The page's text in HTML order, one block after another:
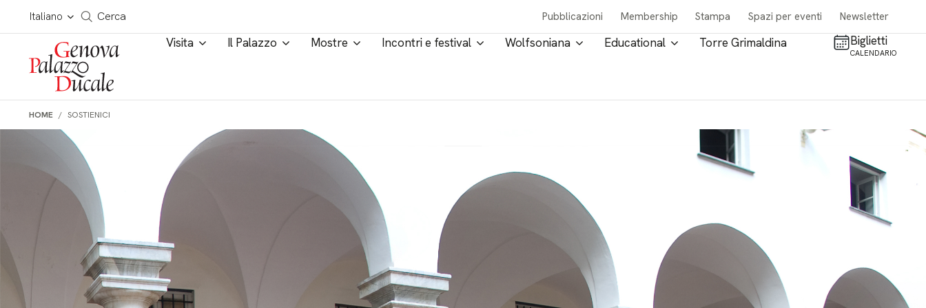
Salta al contenuto
Italiano
Cerca in tutto il sito
Cerca Pubblicazioni Membership Stampa Spazi per eventi Newsletter
Visita Il Palazzo Mostre Incontri e festival Wolfsoniana Educational Torre Grimaldina Biglietti
CALENDARIO
HOME SOSTIENICI